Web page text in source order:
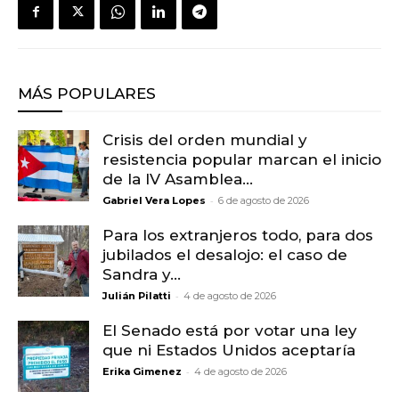
MÁS POPULARES
Crisis del orden mundial y
resistencia popular marcan el inicio
de la IV Asamblea...
Gabriel Vera Lopes - 6 de agosto de 2026
Para los extranjeros todo, para dos
jubilados el desalojo: el caso de
Sandra y...
Julián Pilatti - 4 de agosto de 2026
El Senado está por votar una ley
que ni Estados Unidos aceptaría
Erika Gimenez - 4 de agosto de 2026